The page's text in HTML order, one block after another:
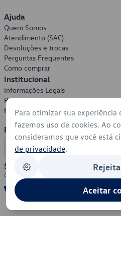
Ajuda
Quem Somos
Atendimento (SAC)
Devoluções e trocas
Perguntas Frequentes
Como comprar
Institucional
Informações Legais
Política de Privacidade
Política de Cookies
Formas de Pagamento
Segurança
Para otimizar sua experiência
fazemos uso de cookies. Ao
consideramos que você está
de privacidade.
Aceitar